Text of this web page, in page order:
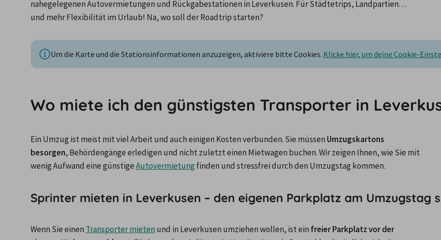
nahegelegenen Autovermietungen und Rückgabestationen in Leverkusen. Für Städtetrips, Landpartien…
und mehr Flexibilität im Urlaub! Na, wo soll der Roadtrip starten?
Um die Karte und die Stationsinformationen anzuzeigen, aktiviere bitte Cookies. Klicke hier, um deine Cookie-
Wo miete ich den günstigsten Transporter in
Ein Umzug ist meist mit viel Arbeit und auch einigen Kosten verbunden. Sie müssen Umzugskartons
besorgen, Behördengänge erledigen und nicht zuletzt einen Mietwagen buchen. Wir zeigen Ihnen, wie Sie mit
wenig Aufwand eine günstige Autovermietung finden und stressfrei durch den Umzugstag kommen.
Sprinter mieten in Leverkusen – den eigenen Parkplatz am Umzugstag
Wenn Sie einen Transporter mieten und in Leverkusen umziehen wollen, ist ein freier Parkplatz vor der